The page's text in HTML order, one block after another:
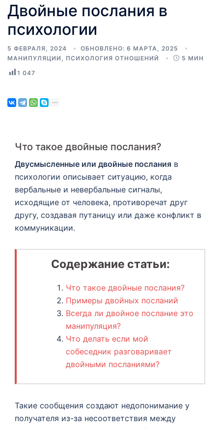
Двойные послания в
психологии
5 ФЕВРАЛЯ, 2024 ОБНОВЛЕНО: 6 МАРТА, 2025
МАНИПУЛЯЦИИ
ПСИХОЛОГИЯ ОТНОШЕНИЙ
5 МИН
1 047
Что такое двойные послания?
Двусмысленные или двойные послания в
психологии описывает ситуацию, когда
вербальные и невербальные сигналы,
исходящие от человека, противоречат друг
другу, создавая путаницу или даже конфликт в
коммуникации.
Содержание статьи:
Что такое двойные послания?
Примеры двойных посланий
Всегда ли двойное послание это
манипуляция?
Что делать если мой
собеседник разговаривает
двойными посланиями?
Такие сообщения создают недопонимание у
получателя из-за несоответствия между